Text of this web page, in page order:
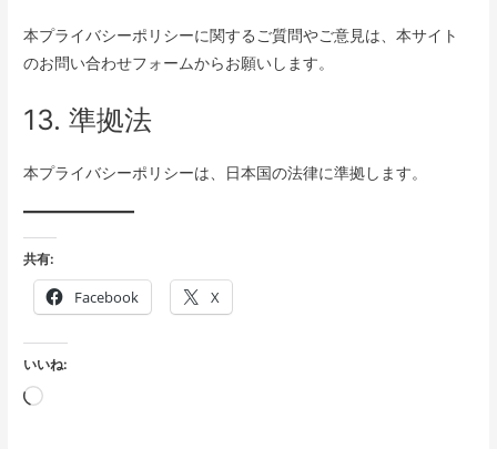
本プライバシーポリシーに関するご質問やご意見は、本サイト
のお問い合わせフォームからお願いします。
13. 準拠法
本プライバシーポリシーは、日本国の法律に準拠します。
共有:
Facebook X
いいね:
読